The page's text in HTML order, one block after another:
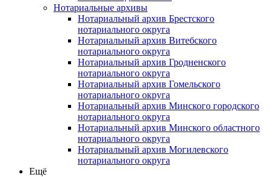
Нотариальные архивы
Нотариальный архив Брестского
нотариального округа
Нотариальный архив Витебского
нотариального округа
Нотариальный архив Гродненского
нотариального округа
Нотариальный архив Гомельского
нотариального округа
Нотариальный архив Минского городского
нотариального округа
Нотариальный архив Минского областного
нотариального округа
Нотариальный архив Могилевского
нотариального округа
Ещё